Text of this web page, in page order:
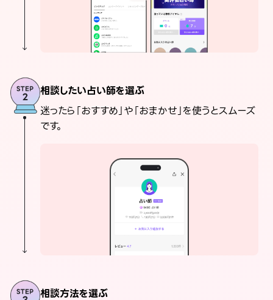
相談したい占い師を選ぶ
迷ったら「おすすめ」や「おまかせ」を使うとスムーズ
です。
相談方法を選ぶ